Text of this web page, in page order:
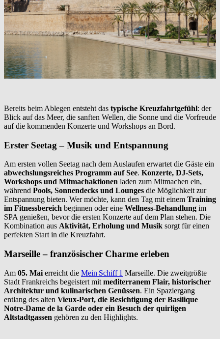
Bereits beim Ablegen entsteht das typische Kreuzfahrtgefühl: der
Blick auf das Meer, die sanften Wellen, die Sonne und die Vorfreude
auf die kommenden Konzerte und Workshops an Bord.
Erster Seetag – Musik und Entspannung
Am ersten vollen Seetag nach dem Auslaufen erwartet die Gäste ein
abwechslungsreiches Programm auf See. Konzerte, DJ-Sets,
Workshops und Mitmachaktionen laden zum Mitmachen ein,
während Pools, Sonnendecks und Lounges die Möglichkeit zur
Entspannung bieten. Wer möchte, kann den Tag mit einem Training
im Fitnessbereich beginnen oder eine Wellness-Behandlung im
SPA genießen, bevor die ersten Konzerte auf dem Plan stehen. Die
Kombination aus Aktivität, Erholung und Musik sorgt für einen
perfekten Start in die Kreuzfahrt.
Marseille – französischer Charme erleben
Am 05. Mai erreicht die Mein Schiff 1 Marseille. Die zweitgrößte
Stadt Frankreichs begeistert mit mediterranem Flair, historischer
Architektur und kulinarischen Genüssen. Ein Spaziergang
entlang des alten Vieux-Port, die Besichtigung der Basilique
Notre-Dame de la Garde oder ein Besuch der quirligen
Altstadtgassen gehören zu den Highlights.